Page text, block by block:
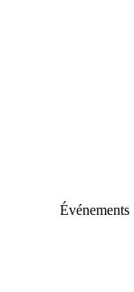
Événements